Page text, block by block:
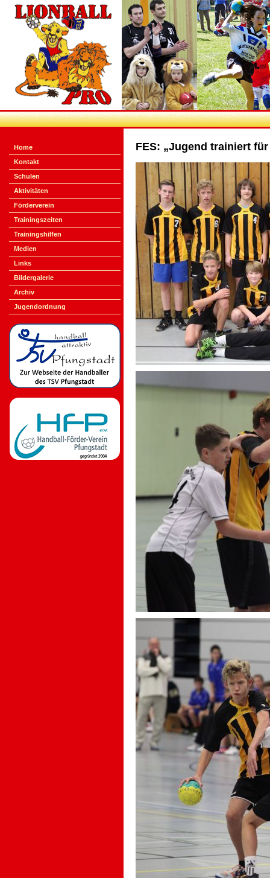
Home
Kontakt
Schulen
Aktivitäten
Förderverein
Trainingszeiten
Trainingshilfen
Medien
Links
Bildergalerie
Archiv
Jugendordnung
FES: „Jugend trainiert